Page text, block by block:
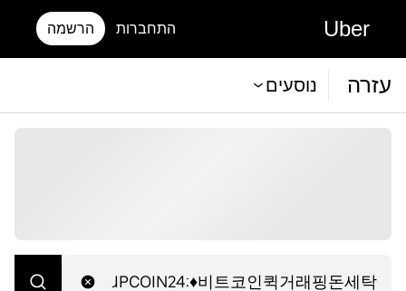
Uber התחברות הרשמה
עזרה נוסעים